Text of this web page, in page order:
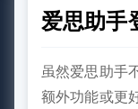
爱思助手
虽然爱思助手
额外功能或更